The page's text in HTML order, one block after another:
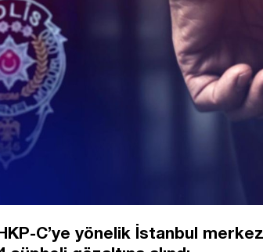
C’ye yönelik İstanbul